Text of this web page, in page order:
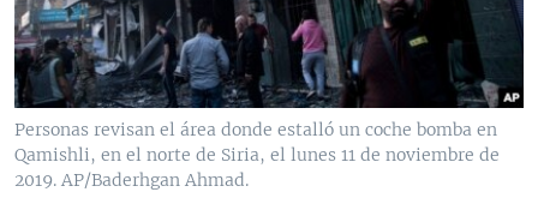
VENEZUELA
BRASIL
NICARAGUA
ECONOMÍA
ENTRETENIMIENTO Y CULTURA
TECNOLOGÍA
DEPORTES
CIENCIA Y SALUD
MULTIMEDIA
VIDEOS
FOTOGRAFÍA
AUDIOS
PROGRAMAS TV
EL MUNDO AL DÍA
FORO INTERAMERICANO
VISIÓN 360
RADIO
AVANCE INFORMATIVO
AUDIONOTICIAS
DIRECT
DOCUMENTALES DE LA VOA
Personas revisan el área donde estalló un coche bomba en
Qamishli, en el norte de Siria, el lunes 11 de noviembre de
2019. AP/Baderhgan Ahmad.